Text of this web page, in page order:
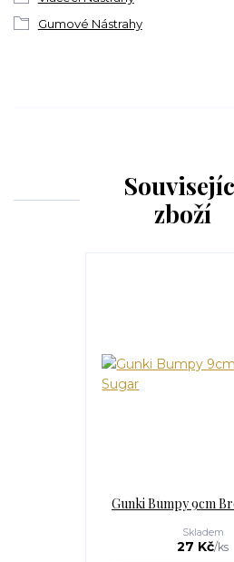
Gumové Nástrahy
zboží
Gunki Bumpy 9cm
27 Kč/ks
Skladem